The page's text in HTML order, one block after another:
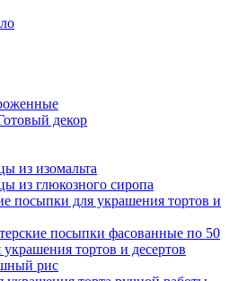
декор
из изомальта
из глюкозного сиропа
посыпки для украшения тортов и
посыпки фасованные по 50
украшения тортов и десертов
рис